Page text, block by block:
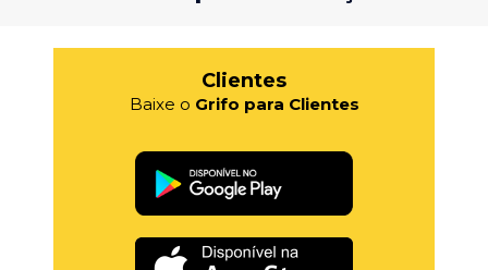
Clientes
Baixe o Grifo para Clientes